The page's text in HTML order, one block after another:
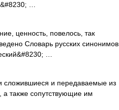
…
ценность, повелось, так
Словарь русских синонимов.
…
сложившиеся и передаваемые из
также сопутствующие им